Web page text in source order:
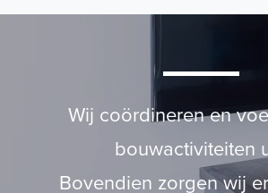
Portfolio
Duurzaamheid
Over ons
Wij coördineren en
bouwactiviteiten
Bovendien zorgen wij